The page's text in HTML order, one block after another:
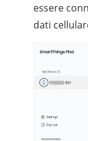
essere
dati